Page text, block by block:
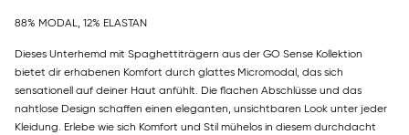
88% MODAL, 12% ELASTAN
Dieses Unterhemd mit Spaghettiträgern aus der GO Sense Kollektion
bietet dir erhabenen Komfort durch glattes Micromodal, das sich
sensationell auf deiner Haut anfühlt. Die flachen Abschlüsse und das
nahtlose Design schaffen einen eleganten, unsichtbaren Look unter jeder
Kleidung. Erlebe wie sich Komfort und Stil mühelos in diesem durchdacht